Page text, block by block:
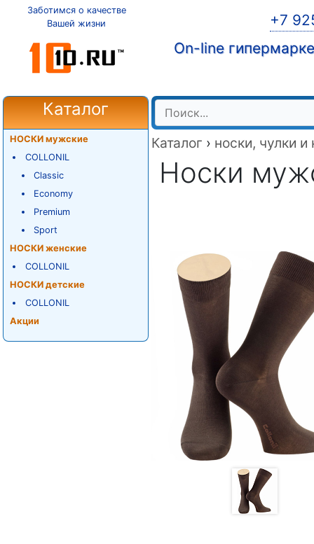
Заботимся о качестве
Вашей жизни
+7
On-line
Каталог
НОСКИ мужские
COLLONIL
Classic
Economy
Premium
Sport
НОСКИ женские
COLLONIL
НОСКИ детские
COLLONIL
Акции
Каталог › носки, чулки и
Носки